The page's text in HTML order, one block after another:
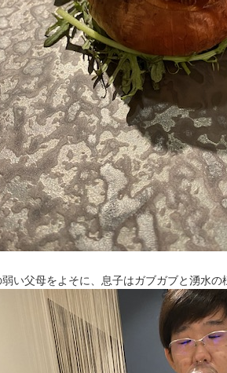
い父母をよそに、息子はガブガブと湧水の